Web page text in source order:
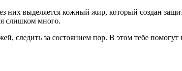
них выделяется кожный жир, который создан
слишком много.
следить за состоянием пор. В этом тебе